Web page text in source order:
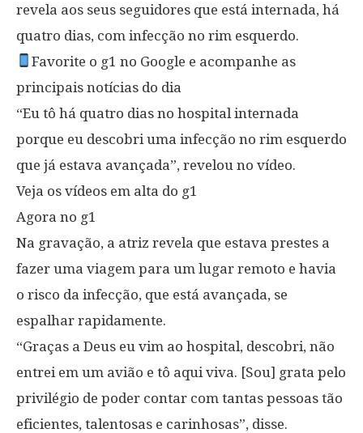
revela aos seus seguidores que está internada, há
quatro dias, com infecção no rim esquerdo.
Favorite o g1 no Google e acompanhe as
principais notícias do dia
“Eu tô há quatro dias no hospital internada
porque eu descobri uma infecção no rim esquerdo
que já estava avançada”, revelou no vídeo.
Veja os vídeos em alta do g1
Agora no g1
Na gravação, a atriz revela que estava prestes a
fazer uma viagem para um lugar remoto e havia
o risco da infecção, que está avançada, se
espalhar rapidamente.
“Graças a Deus eu vim ao hospital, descobri, não
entrei em um avião e tô aqui viva. [Sou] grata pelo
privilégio de poder contar com tantas pessoas tão
eficientes, talentosas e carinhosas”, disse.